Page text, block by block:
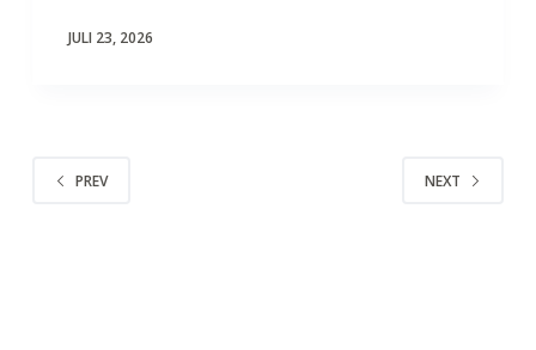
JULI 23, 2026
PREV NEXT